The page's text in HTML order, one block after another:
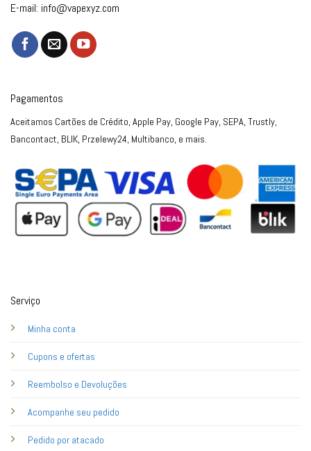
E-mail: info@vapexyz.com
Serviço
Minha conta
Cupons e ofertas
Reembolso e Devoluções
Acompanhe seu pedido
Pedido por atacado
Pagamentos
Aceitamos Cartões de Crédito, Apple Pay, Google Pay, SEPA, Trustly,
Bancontact, BLIK, Przelewy24, Multibanco, e mais.